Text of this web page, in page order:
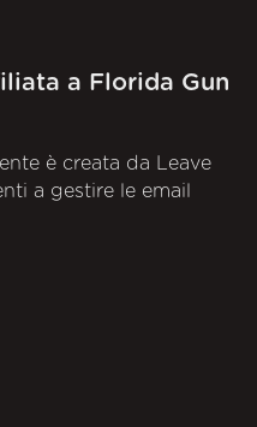
a Florida Gun
è creata da Leave
a gestire le email